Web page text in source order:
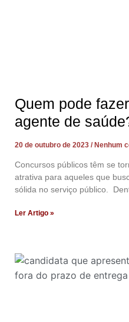
Quem pode
agente de
20 de outubro de 2023 Nenhum
Concursos públicos têm se
atrativa para aqueles que
sólida no serviço público.
Ler Artigo »